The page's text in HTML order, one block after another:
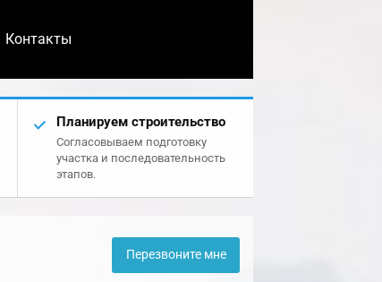
Контакты
Планируем строительство
Согласовываем подготовку
участка и последовательность
этапов.
Перезвоните мне